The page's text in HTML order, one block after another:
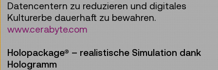
Datencentern zu reduzieren und digitales
Kulturerbe dauerhaft zu bewahren.
www.cerabyte.com
Holopackage® – realistische Simulation dank
Hologramm